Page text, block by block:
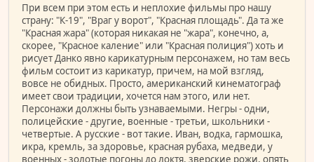
При всем при этом есть и неплохие фильмы про нашу
страну: "К-19", "Враг у ворот", "Красная площадь". Да та же
"Красная жара" (которая никакая не "жара", конечно, а,
скорее, "Красное каление" или "Красная полиция") хоть и
рисует Данко явно карикатурным персонажем, но там весь
фильм состоит из карикатур, причем, на мой взгляд,
вовсе не обидных. Просто, американский кинематограф
имеет свои традиции, хочется нам этого, или нет.
Персонажи должны быть узнаваемыми. Негры - одни,
полицейские - другие, военные - третьи, школьники -
четвертые. А русские - вот такие. Иван, водка, гармошка,
икра, кремль, за здоровье, красная рубаха, медведи, у
военных - золотые погоны до локтя, зверские рожи, опять